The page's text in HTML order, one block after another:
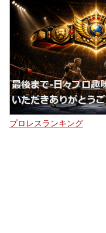
プロレスランキング